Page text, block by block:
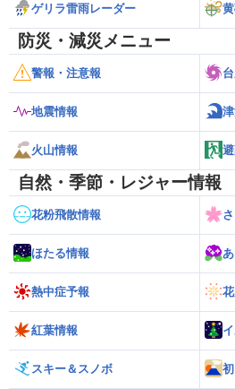
ゲリラ雷雨レーダー
防災・減災メニュー
警報・注意報
地震情報
火山情報
自然・季節・レジャー情報
花粉飛散情報
ほたる情報
熱中症予報
紅葉情報
スキー＆スノボ